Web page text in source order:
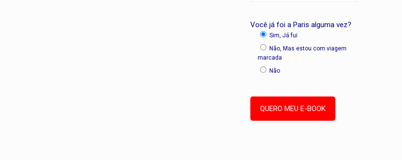
Você já foi a Paris alguma vez?
Sim, Já fui
Não, Mas estou com viagem
marcada
Não